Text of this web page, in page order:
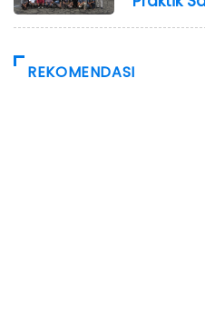
REKOMENDASI